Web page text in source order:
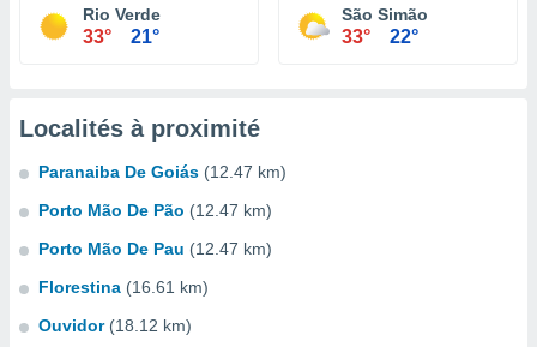
Rio Verde
33° 21°
São Simão
33° 22°
Localités à proximité
Paranaiba De Goiás (12.47 km)
Porto Mão De Pão (12.47 km)
Porto Mão De Pau (12.47 km)
Florestina (16.61 km)
Ouvidor (18.12 km)